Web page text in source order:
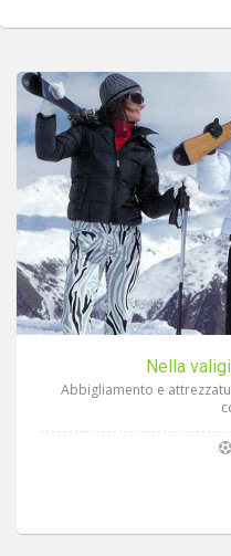
Nella
Abbigliamento e